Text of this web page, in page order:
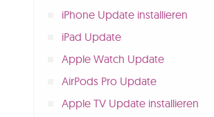
iPhone Update installieren
iPad Update
Apple Watch Update
AirPods Pro Update
Apple TV Update installieren